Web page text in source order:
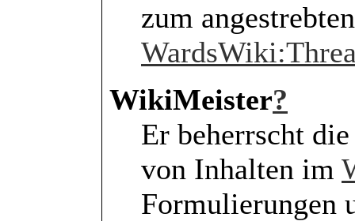
zum
WikiMeister?
Er beherrscht
von Inhalten im
Formulierungen